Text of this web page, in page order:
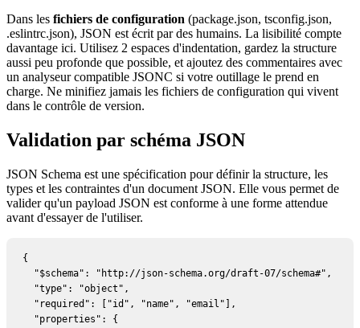
Dans les fichiers de configuration (package.json, tsconfig.json,
.eslintrc.json), JSON est écrit par des humains. La lisibilité compte
davantage ici. Utilisez 2 espaces d'indentation, gardez la structure
aussi peu profonde que possible, et ajoutez des commentaires avec
un analyseur compatible JSONC si votre outillage le prend en
charge. Ne minifiez jamais les fichiers de configuration qui vivent
dans le contrôle de version.
Validation par schéma JSON
JSON Schema est une spécification pour définir la structure, les
types et les contraintes d'un document JSON. Elle vous permet de
valider qu'un payload JSON est conforme à une forme attendue
avant d'essayer de l'utiliser.
{
  "$schema": "http://json-schema.org/draft-07/schema#",
  "type": "object",
  "required": ["id", "name", "email"],
  "properties": {